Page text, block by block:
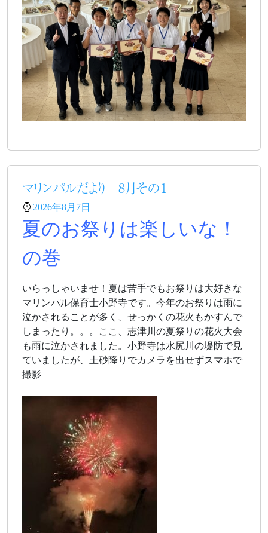
マリンパルだより 8月その１
2026年8月7日
夏のお祭りは楽しいな！
の巻
いらっしゃいませ！夏は苦手でもお祭りは大好きな
マリンパル保育士小野寺です。今年のお祭りは雨に
泣かされることが多く、せっかくの花火もかすんで
しまったり。。。ここ、志津川の夏祭りの花火大会
も雨に泣かされました。小野寺は水尻川の堤防で見
ていましたが、土砂降りでカメラを出せずスマホで
撮影